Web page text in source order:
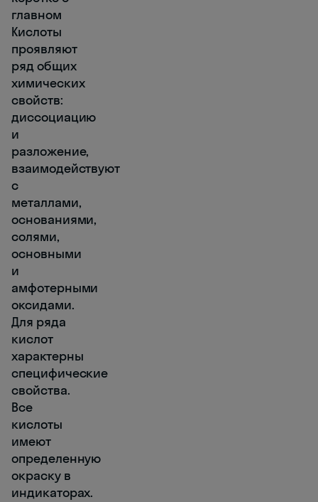
главном
Кислоты
проявляют
ряд общих
химических
свойств:
диссоциацию
и
разложение,
взаимодействуют
с
металлами,
основаниями,
солями,
основными
и
амфотерными
оксидами.
Для ряда
кислот
характерны
специфические
свойства.
Все
кислоты
имеют
определенную
окраску в
индикаторах.